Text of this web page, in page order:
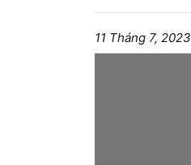
11 Tháng 7, 2023